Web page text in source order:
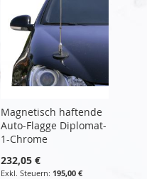
Magnetisch haftende
Auto-Flagge Diplomat-
1-Chrome
232,05 €
195,00 €